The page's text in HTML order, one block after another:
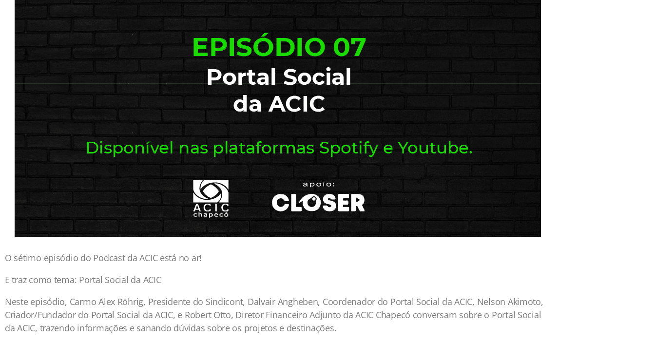
O sétimo episódio do Podcast da ACIC está no ar!
E traz como tema: Portal Social da ACIC
Neste episódio, Carmo Alex Röhrig, Presidente do Sindicont, Dalvair Angheben, Coordenador do Portal Social da ACIC, Nelson Akimoto,
Criador/Fundador do Portal Social da ACIC, e Robert Otto, Diretor Financeiro Adjunto da ACIC Chapecó conversam sobre o Portal Social
da ACIC, trazendo informações e sanando dúvidas sobre os projetos e destinações.